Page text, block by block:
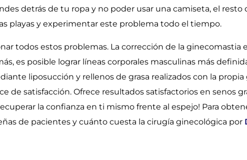
detrás de tu ropa y no poder usar una camiseta, el resto
playas y experimentar este problema todo el tiempo.
todos estos problemas. La corrección de la ginecomastia
es posible lograr líneas corporales masculinas más
liposucción y rellenos de grasa realizados con la propia
satisfacción. Ofrece resultados satisfactorios en senos
la confianza en ti mismo frente al espejo! Para
de pacientes y cuánto cuesta la cirugía ginecológica por